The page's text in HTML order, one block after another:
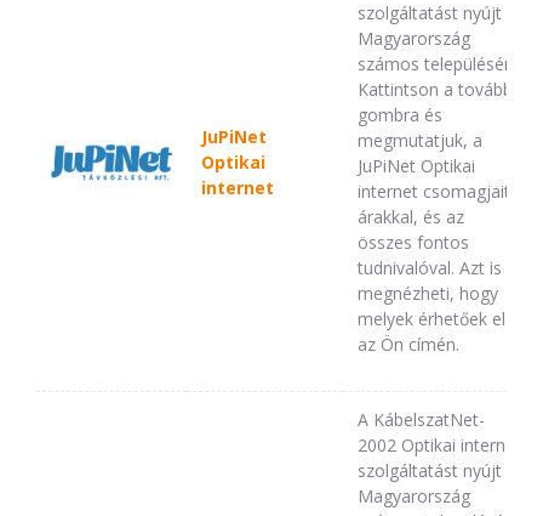
JuPiNet
Optikai
internet
szolgáltatást nyújt
Magyarország
számos településén.
Kattintson a tovább
gombra és
megmutatjuk, a
JuPiNet Optikai
internet csomagjait,
árakkal, és az
összes fontos
tudnivalóval. Azt is
megnézheti, hogy
melyek érhetőek el
az Ön címén.
A KábelszatNet-
2002 Optikai internet
szolgáltatást nyújt
Magyarország